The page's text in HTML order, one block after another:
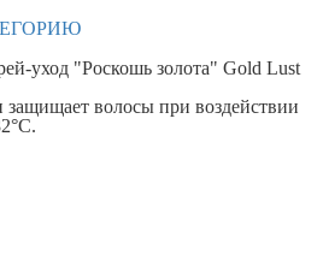
уход "Роскошь золота" Gold Lust
защищает волосы при воздействии